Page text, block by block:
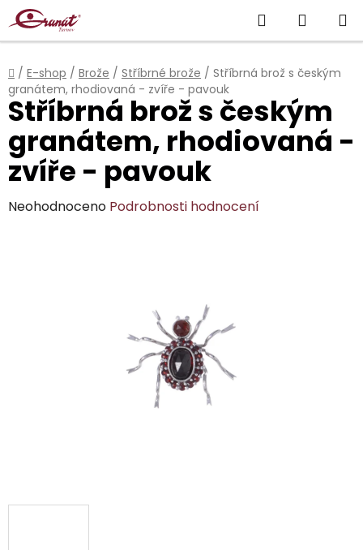
Přejít
na
obsah
Hledat
KOŠÍK
Domů
/ E-shop / Brože / Stříbrné brože / Stříbrná brož s českým
granátem, rhodiovaná - zvíře - pavouk
Stříbrná brož s českým
granátem, rhodiovaná -
zvíře - pavouk
Průměrné
Neohodnoceno Podrobnosti hodnocení